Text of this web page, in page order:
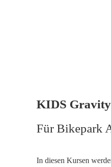
KIDS
Für Bikepark
In diesen Kursen